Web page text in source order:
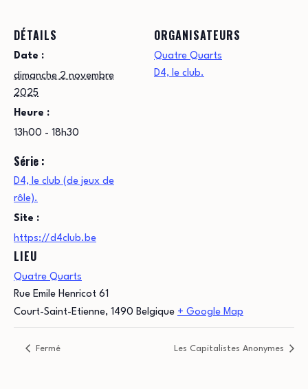
DÉTAILS
Date :
dimanche 2 novembre
2025
Heure :
13h00 - 18h30
Série :
D4, le club (de jeux de
rôle).
Site :
https://d4club.be
LIEU
Quatre Quarts
Rue Emile Henricot 61
Court-Saint-Etienne, 1490 Belgique + Google Map
ORGANISATEURS
Quatre Quarts
D4, le club.
Fermé Les Capitalistes Anonymes